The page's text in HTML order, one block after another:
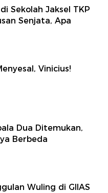
Sekolah Jaksel TKP
Senjata, Apa
Vinicius!
Dua Ditemukan,
Berbeda
Wuling di GIIAS